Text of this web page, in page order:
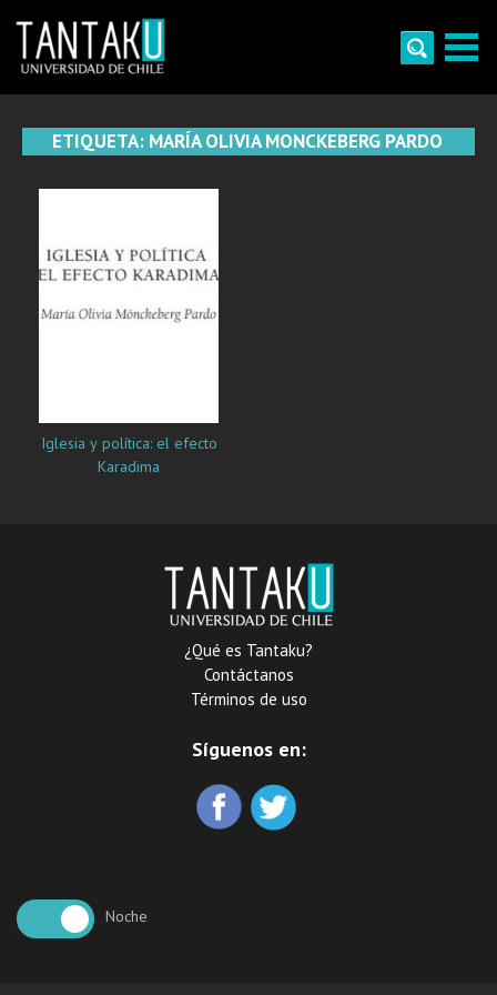
content
ETIQUETA: MARÍA OLIVIA MONCKEBERG PARDO
Iglesia y política: el efecto
Karadima
¿Qué es Tantaku?
Contáctanos
Términos de uso
Síguenos en:
Noche